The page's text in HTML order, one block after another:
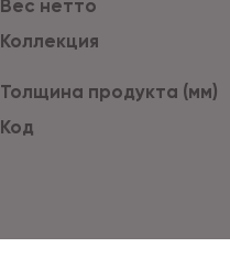
Вес нетто
Коллекция
Толщина продукта (мм)
Код